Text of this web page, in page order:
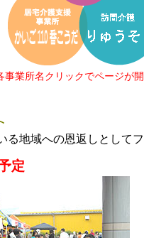
事業所名クリックでページが
る地域への恩返しとして
定